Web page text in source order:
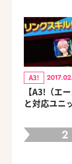
A3!
【A3!（エ
と対応ユニ
2